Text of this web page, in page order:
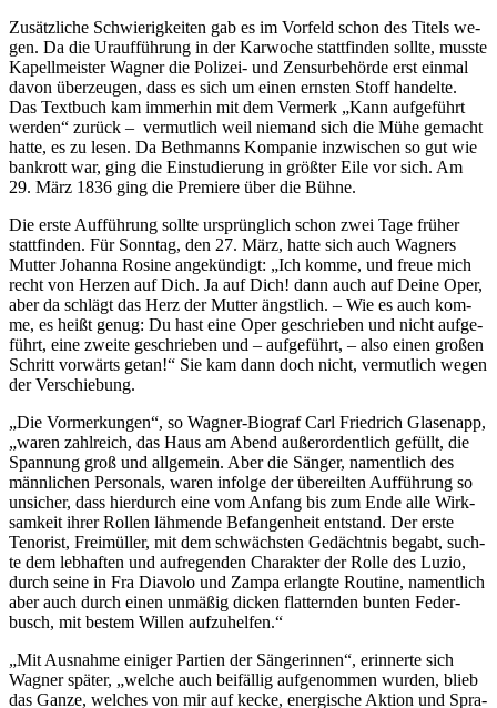
Zu­sätz­li­che Schwie­rig­kei­ten gab es im Vor­feld schon des Ti­tels we­
gen. Da die Ur­auf­füh­rung in der Kar­wo­che statt­fin­den soll­te, muss­te
Ka­pell­meis­ter Wag­ner die Po­li­zei- und Zen­sur­be­hör­de erst ein­mal
da­von über­zeu­gen, dass es sich um ei­nen erns­ten Stoff han­del­te.
Das Text­buch kam im­mer­hin mit dem Ver­merk „Kann auf­ge­führt
wer­den“ zu­rück – ver­mut­lich weil nie­mand sich die Mühe ge­macht
hat­te, es zu le­sen. Da Beth­manns Kom­pa­nie in­zwi­schen so gut wie
bank­rott war, ging die Ein­stu­die­rung in größ­ter Eile vor sich. Am
29. März 1836 ging die Pre­mie­re über die Bühne.
Die ers­te Auf­füh­rung soll­te ur­sprüng­lich schon zwei Tage frü­her
statt­fin­den. Für Sonn­tag, den 27. März, hat­te sich auch Wag­ners
Mut­ter Jo­han­na Ro­si­ne an­ge­kün­digt: „Ich kom­me, und freue mich
recht von Her­zen auf Dich. Ja auf Dich! dann auch auf Dei­ne Oper,
aber da schlägt das Herz der Mut­ter ängst­lich. – Wie es auch kom­
me, es heißt ge­nug: Du hast eine Oper ge­schrie­ben und nicht auf­ge­
führt, eine zwei­te ge­schrie­ben und – auf­ge­führt, – also ei­nen gro­ßen
Schritt vor­wärts ge­tan!“ Sie kam dann doch nicht, ver­mut­lich we­gen
der Verschiebung.
„Die Vor­mer­kun­gen“, so Wag­ner-Bio­graf Carl Fried­rich Gla­sen­app,
„wa­ren zahl­reich, das Haus am Abend au­ßer­or­dent­lich ge­füllt, die
Span­nung groß und all­ge­mein. Aber die Sän­ger, na­ment­lich des
männ­li­chen Per­so­nals, wa­ren in­fol­ge der über­eil­ten Auf­füh­rung so
un­si­cher, dass hier­durch eine vom An­fang bis zum Ende alle Wirk­
sam­keit ih­rer Rol­len läh­men­de Be­fan­gen­heit ent­stand. Der ers­te
Ten­orist, Frei­mül­ler, mit dem schwächs­ten Ge­dächt­nis be­gabt, such­
te dem leb­haf­ten und auf­re­gen­den Cha­rak­ter der Rol­le des Lu­zio,
durch sei­ne in Fra Dia­vo­lo und Zam­pa er­lang­te Rou­ti­ne, na­ment­lich
aber auch durch ei­nen un­mä­ßig di­cken flat­tern­den bun­ten Fe­der­
busch, mit bes­tem Wil­len aufzuhelfen.“
„Mit Aus­nah­me ei­ni­ger Par­tien der Sän­ge­rin­nen“, er­in­ner­te sich
Wag­ner spä­ter, „wel­che auch bei­fäl­lig auf­ge­nom­men wur­den, blieb
das Gan­ze, wel­ches von mir auf ke­cke, en­er­gi­sche Ak­ti­on und Spra­